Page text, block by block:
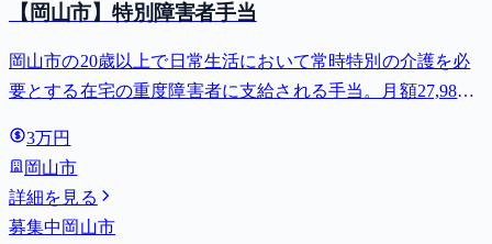
【岡山市】特別障害者手当
岡山市の20歳以上で日常生活において常時特別の介護を必
要とする在宅の重度障害者に支給される手当。月額27,980
3万円
岡山市
詳細を見る
募集中 岡山市